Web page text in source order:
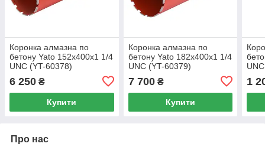
Коронка алмазна по
бетону Yato 152x400x1 1/4
UNC (YT-60378)
6 250 ₴
Купити
Коронка алмазна по
бетону Yato 182x400x1 1/4
UNC (YT-60379)
7 700₴
Купити
1
Про нас